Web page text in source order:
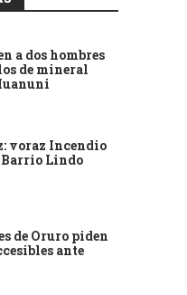
a dos hombres
de mineral
voraz Incendio
Lindo
de Oruro piden
ante